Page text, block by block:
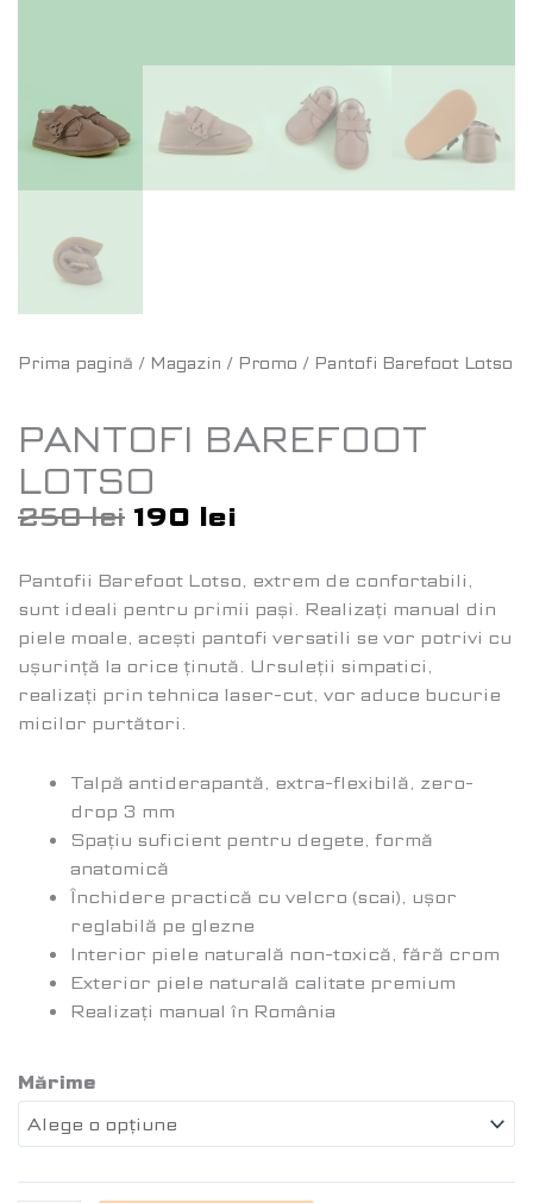
Prima pagină / Magazin / Promo / Pantofi Barefoot Lotso
PANTOFI BAREFOOT
LOTSO
250lei 190 lei
Pantofii Barefoot Lotso, extrem de confortabili,
sunt ideali pentru primii pași. Realizați manual din
piele moale, acești pantofi versatili se vor potrivi cu
ușurință la orice ținută. Ursuleții simpatici,
realizați prin tehnica laser-cut, vor aduce bucurie
micilor purtători.
Talpă antiderapantă, extra-flexibilă, zero-
drop 3 mm
Spațiu suficient pentru degete, formă
anatomică
Închidere practică cu velcro (scai), ușor
reglabilă pe glezne
Interior piele naturală non-toxică, fără crom
Exterior piele naturală calitate premium
Realizați manual în România
Mărime